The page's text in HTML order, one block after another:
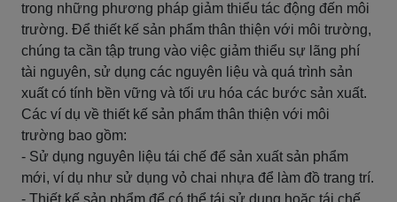
trong những phương pháp giảm thiểu tác động đến môi
trường. Để thiết kế sản phẩm thân thiện với môi trường,
chúng ta cần tập trung vào việc giảm thiểu sự lãng phí
tài nguyên, sử dụng các nguyên liệu và quá trình sản
xuất có tính bền vững và tối ưu hóa các bước sản xuất.
Các ví dụ về thiết kế sản phẩm thân thiện với môi
trường bao gồm:
- Sử dụng nguyên liệu tái chế để sản xuất sản phẩm
mới, ví dụ như sử dụng vỏ chai nhựa để làm đồ trang trí.
- Thiết kế sản phẩm để có thể tái sử dụng hoặc tái chế